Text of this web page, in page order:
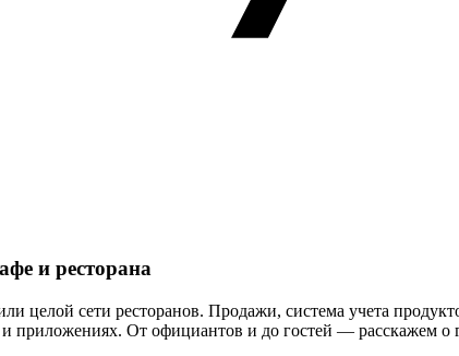
и ресторана
целой сети ресторанов. Продажи, система учета
приложениях. От официантов и до гостей — расскажем о